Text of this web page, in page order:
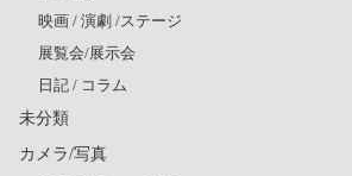
映画 / 演劇 /ステージ
展覧会/展示会
日記 / コラム
未分類
カメラ/写真